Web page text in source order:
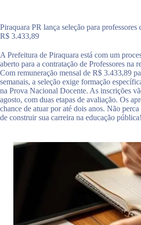
Piraquara PR lança seleção para professores
R$ 3.433,89
A Prefeitura de Piraquara está com um
aberto para a contratação de Professores na
Com remuneração mensal de R$ 3.433,89
semanais, a seleção exige formação
na Prova Nacional Docente. As inscrições
agosto, com duas etapas de avaliação. Os
chance de atuar por até dois anos. Não
de construir sua carreira na educação pública!